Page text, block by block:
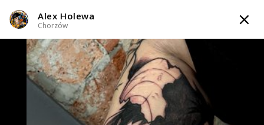
TATTOOARTIST
Alex Holewa
Chorzów
: Black & Grey / Dotwork / Graficzny / Sketch / Irezumi
(Japoński) / Neo-japoński / Line work / Fineline / Outlinei 2 więcej
Alex Holewa
Chorzów